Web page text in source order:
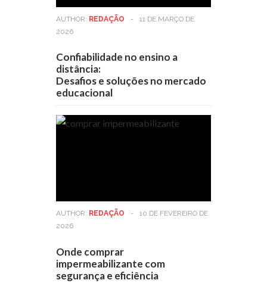
AUTHOR: REDAÇÃO -
11 DE MARÇO DE
2026
Confiabilidade no ensino a
distância:
Desafios e soluções no mercado
educacional
AUTHOR: REDAÇÃO -
10 DE FEVEREIRO DE
2026
Onde comprar
impermeabilizante com
segurança e eficiência